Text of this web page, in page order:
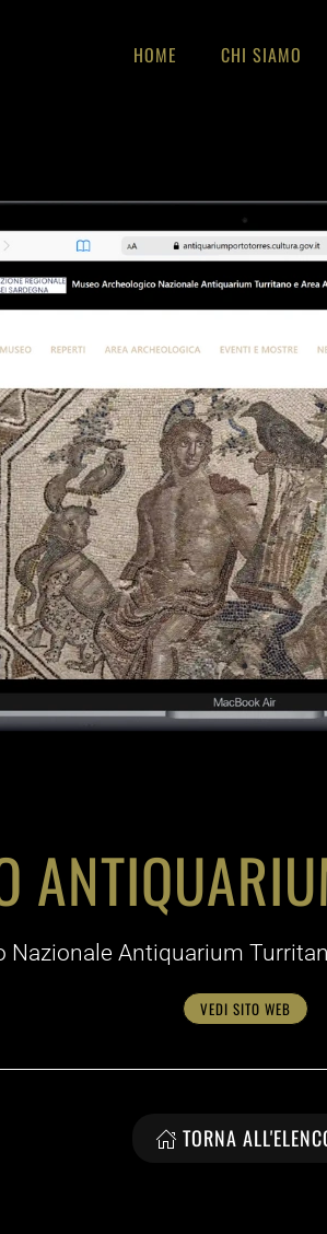
HOME CHI SIAMO
Antiquarium
VEDI SITO WEB
TORNA